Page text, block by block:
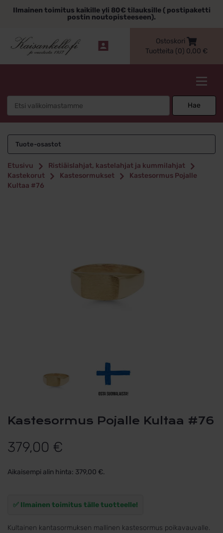
sisältöönIlmainen toimitus kaikille yli 80€ tilauksille ( postipaketti
postin noutopisteeseen).
Ostoskori
Tuotteita (0) 0,00 €
Hae
Tuote-osastot
Etusivu
Ristiäislahjat, kastelahjat ja kummilahjat
Kastekorut
Kastesormukset
Kastesormus Pojalle
Kultaa #76
Kastesormus Pojalle Kultaa #76
379,00 €
Aikaisempi alin hinta: 379,00 €.
✅ Ilmainen toimitus tälle tuotteelle!
Kultainen kantasormuksen mallinen kastesormus poikavauvalle.